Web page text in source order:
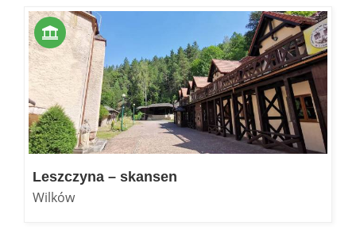
Leszczyna – skansen
Wilków